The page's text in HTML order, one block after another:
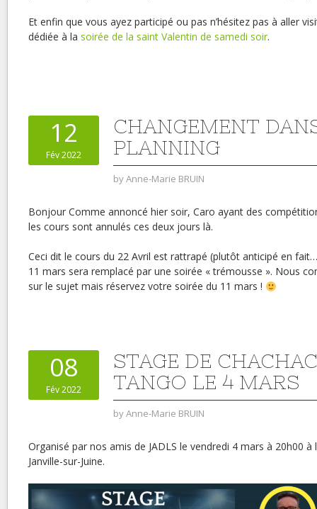
Et enfin que vous ayez participé ou pas n’hésitez pas à aller
dédiée à la soirée de la saint Valentin de samedi soir.
12
Fév 2022
CHANGEMENT
PLANNING
byAnne-Marie BRUIN
Bonjour Comme annoncé hier soir, Caro ayant des
les cours sont annulés ces deux jours là.
Ceci dit le cours du 22 Avril est rattrapé (plutôt anticipé en
11 mars sera remplacé par une soirée « trémousse ». Nous
sur le sujet mais réservez votre soirée du 11 mars !
08
Fév 2022
STAGE DE
TANGO LE 4 MARS
byAnne-Marie BRUIN
Organisé par nos amis de JADLS le vendredi 4 mars à 20h00
Janville-sur-Juine.